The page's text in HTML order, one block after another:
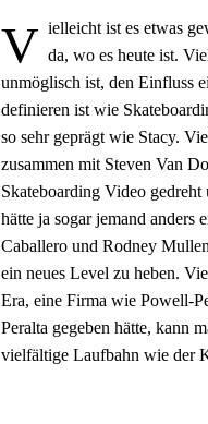
V ielleicht ist es etwas
da, wo es heute ist.
unmöglisch ist, den Einfluss
definieren ist wie
so sehr geprägt wie Stacy.
zusammen mit Steven Van
Skateboarding Video
hätte ja sogar jemand anders
Caballero und Rodney
ein neues Level zu heben.
Era, eine Firma wie Powell-
Peralta gegeben hätte, kann
vielfältige Laufbahn wie der